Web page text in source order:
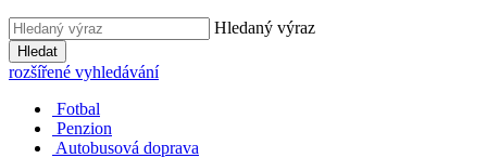
Hledaný výraz
Hledat
rozšířené vyhledávání
Fotbal
Penzion
Autobusová doprava